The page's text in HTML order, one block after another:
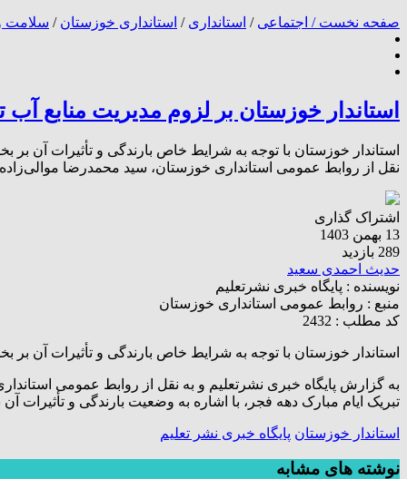
صفحه نخست / اجتماعی / استانداری / استانداری خوزستان / سلامت
استاندار خوزستان بر لزوم مدیریت منابع آب
استاندار خوزستان با توجه به شرایط خاص بارندگی و تأثیرات آن
نقل از روابط عمومی استانداری خوزستان، سید محمدرضا
اشتراک گذاری
13 بهمن 1403
289 بازدید
حدیث احمدی سعید
نویسنده : پایگاه خبری نشرتعلیم
منبع : روابط عمومی استانداری خوزستان
کد مطلب : 2432
استاندار خوزستان با توجه به شرایط خاص بارندگی و تأثیرات آن
تبریک ایام مبارک دهه فجر، با اشاره به وضعیت بارندگی و
استاندار خوزستان پایگاه خبری نشر تعلیم
نوشته های مشابه